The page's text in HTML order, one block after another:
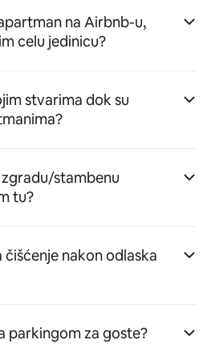
na Airbnb-u,
celu jedinicu?
stvarima dok su
stambenu
tu?
nakon odlaska
parkingom za goste?